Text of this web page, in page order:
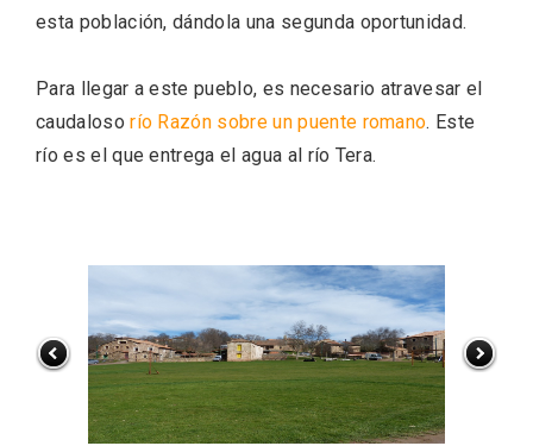
esta población, dándola una segunda oportunidad.
Para llegar a este pueblo, es necesario atravesar el
caudalosorío Razón sobre un puente romano. Este
río es el que entrega el agua al río Tera.
Recorre los fiordos leoneses en Riaño